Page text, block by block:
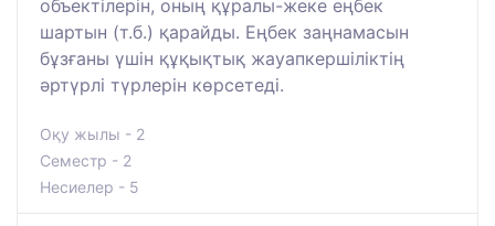
объектілерін, оның құралы-жеке еңбек
шартын (т.б.) қарайды. Еңбек заңнамасын
бұзғаны үшін құқықтық жауапкершіліктің
әртүрлі түрлерін көрсетеді.
Оқу жылы - 2
Семестр - 2
Несиелер - 5